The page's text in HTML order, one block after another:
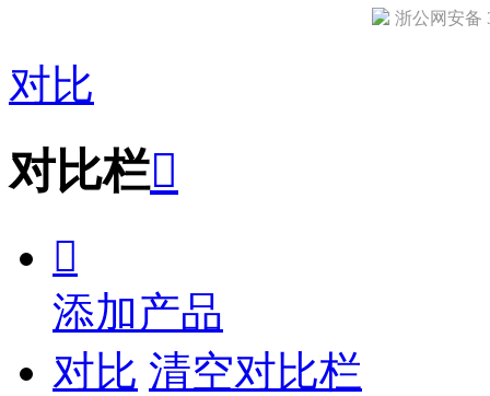
浙公网安备
对比
对比栏

添加产品
对比 清空对比栏